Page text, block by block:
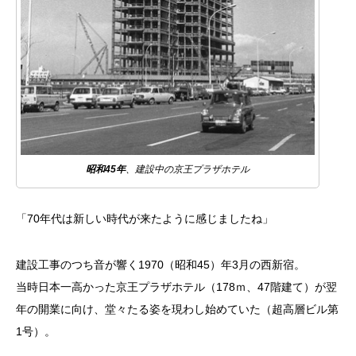
昭和45年、建設中の京王プラザホテル
「70年代は新しい時代が来たように感じましたね」
建設工事のつち音が響く1970（昭和45）年3月の西新宿。
当時日本一高かった京王プラザホテル（178ｍ、47階建て）が翌
年の開業に向け、堂々たる姿を現わし始めていた（超高層ビル第
1号）。